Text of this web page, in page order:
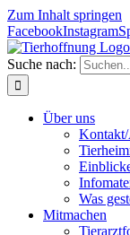
Zum Inhalt springen
FacebookInstagram
Suche nach:
Über uns
Was
Mitmachen